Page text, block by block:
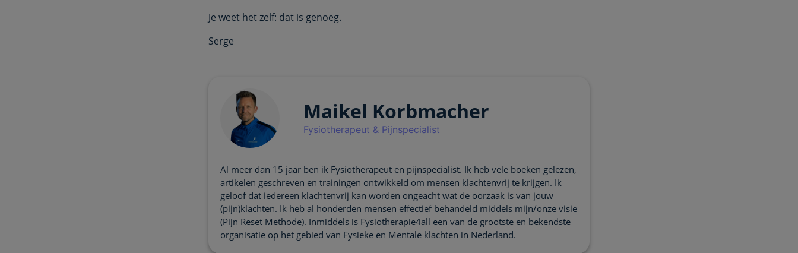
Je weet het zelf: dat is genoeg.
Serge
Maikel Korbmacher
Fysiotherapeut & Pijnspecialist
Al meer dan 15 jaar ben ik Fysiotherapeut en pijnspecialist. Ik heb vele boeken gelezen,
artikelen geschreven en trainingen ontwikkeld om mensen klachtenvrij te krijgen. Ik
geloof dat iedereen klachtenvrij kan worden ongeacht wat de oorzaak is van jouw
(pijn)klachten. Ik heb al honderden mensen effectief behandeld middels mijn/onze visie
(Pijn Reset Methode). Inmiddels is Fysiotherapie4all een van de grootste en bekendste
organisatie op het gebied van Fysieke en Mentale klachten in Nederland.